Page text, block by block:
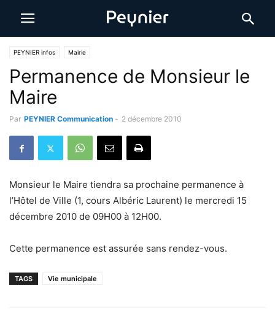
PEYNIER infos Mairie
Permanence de Monsieur le
Maire
Par PEYNIER Communication - 2 décembre 2010
Monsieur le Maire tiendra sa prochaine permanence à
l’Hôtel de Ville (1, cours Albéric Laurent) le mercredi 15
décembre 2010 de 09H00 à 12H00.
Cette permanence est assurée sans rendez-vous.
TAGS Vie municipale